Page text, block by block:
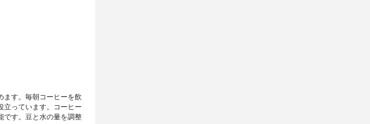
ます。毎朝コーヒーを飲
立っています。コーヒー
です。豆と水の量を調整